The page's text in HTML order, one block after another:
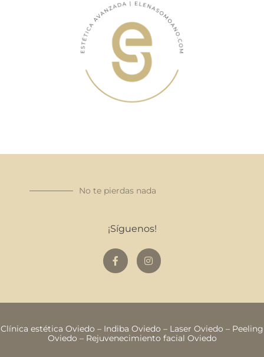
No te pierdas nada
¡Síguenos!
Clínica estética Oviedo – Indiba Oviedo – Laser Oviedo – Peeling
Oviedo – Rejuvenecimiento facial Oviedo